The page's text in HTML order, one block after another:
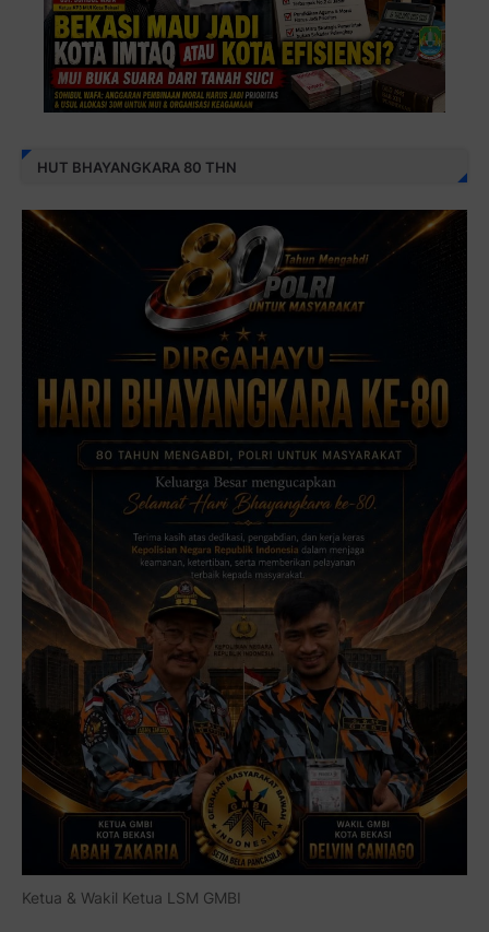
HUT BHAYANGKARA 80 THN
Ketua & Wakil Ketua LSM GMBI